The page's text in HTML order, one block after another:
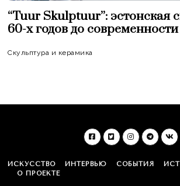
“Tuur Skulptuur”: эстонская
60-х годов до современности
Скульптура и керамика
ИСКУССТВО ИНТЕРВЬЮ СОБЫТИЯ
О ПРОЕКТЕ